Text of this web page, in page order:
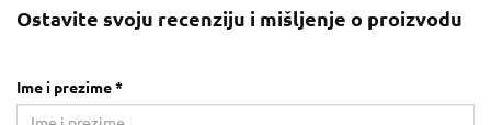
Ostavite svoju recenziju i mišljenje o proizvodu
Ime i prezime *